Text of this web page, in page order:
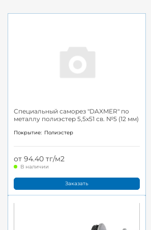
Специальный саморез "DAXMER" по
металлу полиэстер 5,5x51 св. №5 (12 мм)
Покрытие: Полиэстер
от 94.40 тг/м2
В наличии
Заказать